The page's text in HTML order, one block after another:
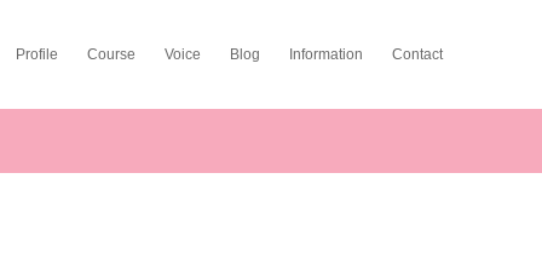
Profile Course Voice Blog Information Contact